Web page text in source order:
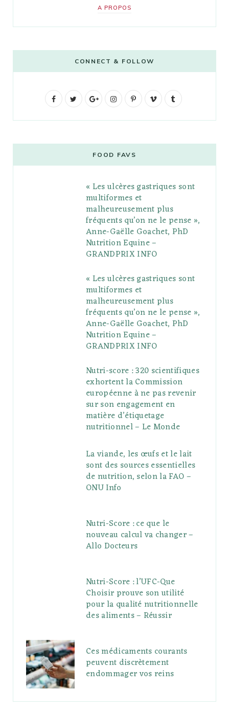
A PROPOS
CONNECT & FOLLOW
F
b
t
G
g
l
e
P
l
s
I
t
a
g
r
a
m
P
e
r
e
s
V
o
l
r
FOOD FAVS
« Les ulcères gastriques sont
multiformes et
malheureusement plus
fréquents qu’on ne le pense »,
Anne-Gaëlle Goachet, PhD
Nutrition Equine –
GRANDPRIX INFO
« Les ulcères gastriques sont
multiformes et
malheureusement plus
fréquents qu’on ne le pense »,
Anne-Gaëlle Goachet, PhD
Nutrition Equine –
GRANDPRIX INFO
Nutri-score : 320 scientifiques
exhortent la Commission
européenne à ne pas revenir
sur son engagement en
matière d’étiquetage
nutritionnel – Le Monde
La viande, les œufs et le lait
sont des sources essentielles
de nutrition, selon la FAO –
ONU Info
Nutri-Score : ce que le
nouveau calcul va changer –
Allo Docteurs
Nutri-Score : l’UFC-Que
Choisir prouve son utilité
pour la qualité nutritionnelle
des aliments – Réussir
Ces médicaments courants
peuvent discrètement
endommager vos reins